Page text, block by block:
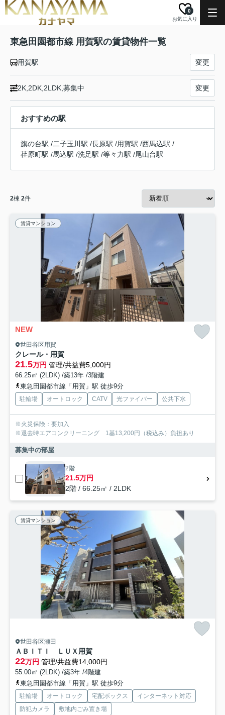
お気に入り
0
東急田園都市線 用賀駅の賃貸物件一覧
用賀駅 変更
2K,2DK,2LDK,募集中 変更
おすすめの駅
旗の台駅 /二子玉川駅 /長原駅 /用賀駅 /西馬込駅 /
荏原町駅 /馬込駅 /洗足駅 /等々力駅 /尾山台駅
2棟 2件
賃貸マンション
NEW
世田谷区用賀
クレール・用賀
21.5万円 管理/共益費5,000円
66.25㎡ (2LDK) /築13年 /3階建
東急田園都市線「用賀」駅 徒歩9分
駐輪場 オートロック CATV 光ファイバー 公共下水
※火災保険：要加入
※退去時エアコンクリーニング 1基13,200円（税込み）負担あり
募集中の部屋
2階
21.5万円
2階 / 66.25㎡ / 2LDK
賃貸マンション
世田谷区瀬田
ＡＢＩＴＩ ＬＵＸ用賀
22万円 管理/共益費14,000円
55.00㎡ (2LDK) /築3年 /4階建
東急田園都市線「用賀」駅 徒歩9分
駐輪場 オートロック 宅配ボックス
インターネット対応
防犯カメラ
敷地内ごみ置き場